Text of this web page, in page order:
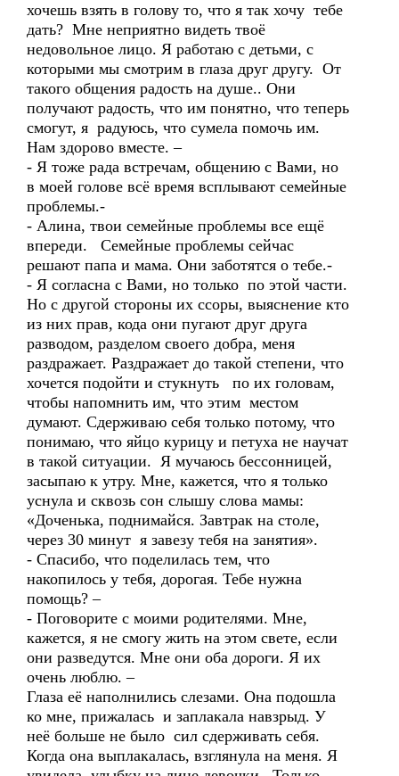
хочешь взять в голову то, что я так хочу тебе
дать? Мне неприятно видеть твоё
недовольное лицо. Я работаю с детьми, с
которыми мы смотрим в глаза друг другу. От
такого общения радость на душе.. Они
получают радость, что им понятно, что теперь
смогут, я радуюсь, что сумела помочь им.
Нам здорово вместе. –
- Я тоже рада встречам, общению с Вами, но
в моей голове всё время всплывают семейные
проблемы.-
- Алина, твои семейные проблемы все ещё
впереди. Семейные проблемы сейчас
решают папа и мама. Они заботятся о тебе.-
- Я согласна с Вами, но только по этой части.
Но с другой стороны их ссоры, выяснение кто
из них прав, кода они пугают друг друга
разводом, разделом своего добра, меня
раздражает. Раздражает до такой степени, что
хочется подойти и стукнуть по их головам,
чтобы напомнить им, что этим местом
думают. Сдерживаю себя только потому, что
понимаю, что яйцо курицу и петуха не научат
в такой ситуации. Я мучаюсь бессонницей,
засыпаю к утру. Мне, кажется, что я только
уснула и сквозь сон слышу слова мамы:
«Доченька, поднимайся. Завтрак на столе,
через 30 минут я завезу тебя на занятия».
- Спасибо, что поделилась тем, что
накопилось у тебя, дорогая. Тебе нужна
помощь? –
- Поговорите с моими родителями. Мне,
кажется, я не смогу жить на этом свете, если
они разведутся. Мне они оба дороги. Я их
очень люблю. –
Глаза её наполнились слезами. Она подошла
ко мне, прижалась и заплакала навзрыд. У
неё больше не было сил сдерживать себя.
Когда она выплакалась, взглянула на меня. Я